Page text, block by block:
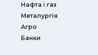
Нафта і газ
Металургія
Агро
Банки